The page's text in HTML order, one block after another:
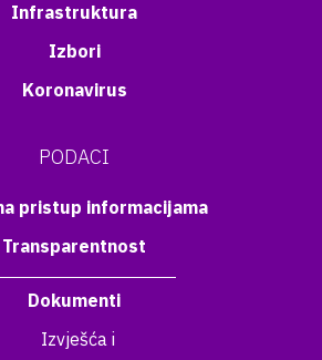
Infrastruktura
Izbori
Koronavirus
PODACI
pristup informacijama
Transparentnost
Dokumenti
Izvješća i